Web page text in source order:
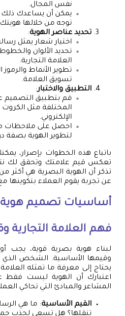
نفس المجال.
يمكن أن يساعدك ذلك
توجه من خلالها
تحديد عناصر الهوية:
اختيار شعار يمثل
تحديد الألوان
العلامة التجارية.
تطوير الأنماط
تسويق العلامة.
التطبيق والاختبار:
قم بتطبيق التصميم
المختلفة مثل الكروت
الإلكتروني.
احصل على ملاحظات
لتطوير الهوية بصفة
باتباع هذه الخطوات بإصرار،
تعكس قيم علامتك وتحقق لك
تذكر أن الهوية البصرية هي أكثر
عن تجربة يقوم العملاء بتكوينها
أساسيات تصميم
فهم العلامة التجارية
لبناء هوية بصرية قوية، يجب
وقيمها الأساسية. الشخص
يحتاج إلى معرفة ما تمثله
اعتبارك أن الهوية ليست
المشاعر والمبادئ التي تحاكي
القيم الأساسية: ما هي
تنقلها؟ هل تسعى لجذب